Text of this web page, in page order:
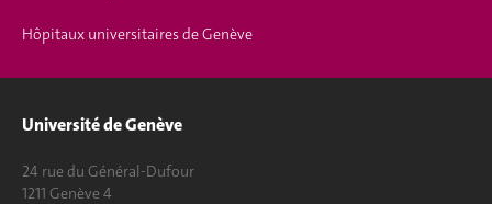
Hôpitaux universitaires de Genève
Université de Genève
24 rue du Général-Dufour
1211 Genève 4